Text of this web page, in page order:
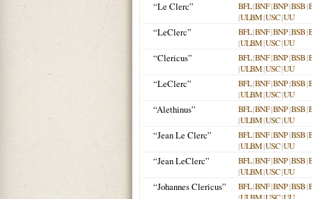
“Le Clerc”
BFL|BNF|BNP|BSB|
|ULBM|USC|UU
“LeClerc” BFL|BNF|BNP|BSB|
|ULBM|USC|UU
“Clericus” BFL|BNF|BNP|BSB|
|ULBM|USC|UU
“LeClerc” BFL|BNF|BNP|BSB|
|ULBM|USC|UU
“Alethinus” BFL|BNF|BNP|BSB|
|ULBM|USC|UU
“Jean Le Clerc” BFL|BNF|BNP|BSB|
|ULBM|USC|UU
“Jean LeClerc” BFL|BNF|BNP|BSB|
|ULBM|USC|UU
“Johannes Clericus” BFL|BNF|BNP|BSB|